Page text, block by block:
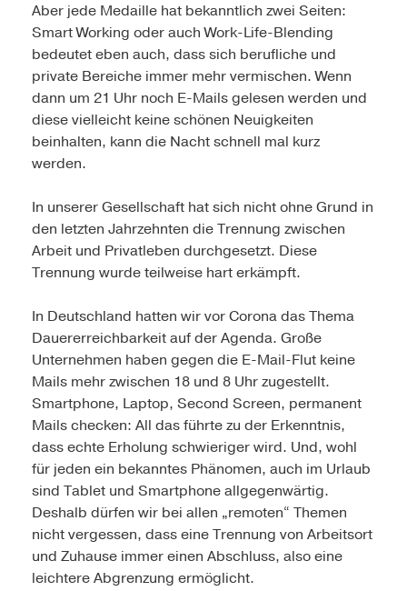
Aber jede Medaille hat bekanntlich zwei Seiten:
Smart Working oder auch Work-Life-Blending
bedeutet eben auch, dass sich berufliche und
private Bereiche immer mehr vermischen. Wenn
dann um 21 Uhr noch E-Mails gelesen werden und
diese vielleicht keine schönen Neuigkeiten
beinhalten, kann die Nacht schnell mal kurz
werden.
In unserer Gesellschaft hat sich nicht ohne Grund in
den letzten Jahrzehnten die Trennung zwischen
Arbeit und Privatleben durchgesetzt. Diese
Trennung wurde teilweise hart erkämpft.
In Deutschland hatten wir vor Corona das Thema
Dauererreichbarkeit auf der Agenda. Große
Unternehmen haben gegen die E-Mail-Flut keine
Mails mehr zwischen 18 und 8 Uhr zugestellt.
Smartphone, Laptop, Second Screen, permanent
Mails checken: All das führte zu der Erkenntnis,
dass echte Erholung schwieriger wird. Und, wohl
für jeden ein bekanntes Phänomen, auch im Urlaub
sind Tablet und Smartphone allgegenwärtig.
Deshalb dürfen wir bei allen „remoten“ Themen
nicht vergessen, dass eine Trennung von Arbeitsort
und Zuhause immer einen Abschluss, also eine
leichtere Abgrenzung ermöglicht.